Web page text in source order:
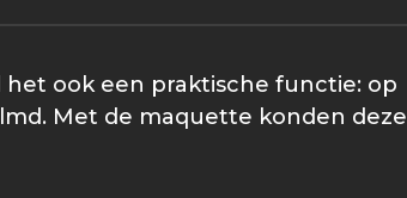
ook een praktische functie: op
Met de maquette konden deze